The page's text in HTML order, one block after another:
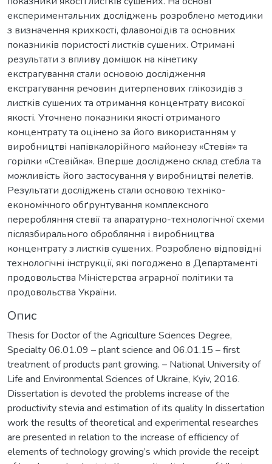
експериментальних досліджень розроблено методики
з визначення крихкості, флавоноїдів та основних
показників пористості листків сушених. Отримані
результати з впливу домішок на кінетику
екстрагування стали основою дослідження
екстрагування речовин дитерпенових глікозидів з
листків сушених та отримання концентрату високої
якості. Уточнено показники якості отриманого
концентрату та оцінено за його використанням у
виробництві напівкалорійного майонезу «Стевія» та
горілки «Стевійка». Вперше досліджено склад стебла та
можливість його застосування у виробництві пелетів.
Результати досліджень стали основою техніко-
економічного обґрунтування комплексного
переробляння стевії та апаратурно-технологічної схеми
післязбирального обробляння і виробництва
концентрату з листків сушених. Розроблено відповідні
технологічні інструкції, які погоджено в Департаменті
продовольства Міністерства аграрної політики та
продовольства України.
Опис
Thesis for Doctor of the Agriculture Sciences Degree,
Specialty 06.01.09 – plant science and 06.01.15 – first
treatment of products pant growing. – National University of
Life and Environmental Sciences of Ukraine, Kyiv, 2016.
Dissertation is devoted the problems increase of the
productivity stevia and estimation of its quality In dissertation
work the results of theoretical and experimental researches
are presented in relation to the increase of efficiency of
elements of technology growing’s which provide the receipt